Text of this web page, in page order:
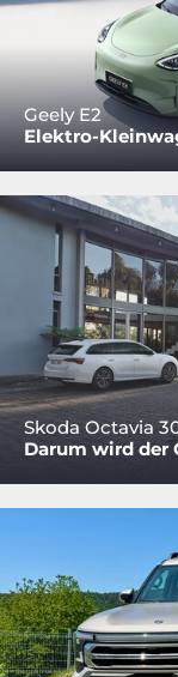
Geely E2
Elektro-
Skoda Octavia
Darum wird der